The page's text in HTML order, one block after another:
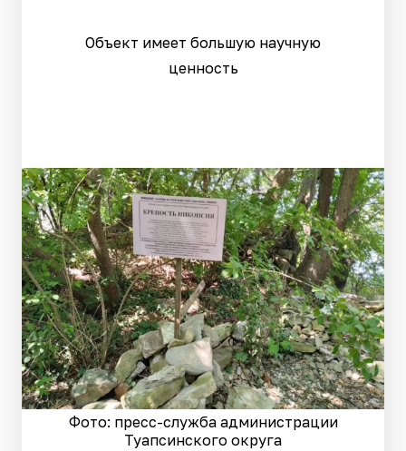
Объект имеет большую научную
ценность
Фото: пресс-служба администрации
Туапсинского округа